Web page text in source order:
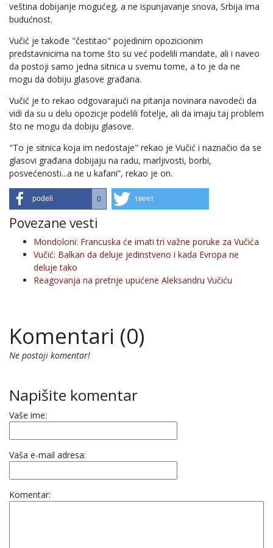
veština dobijanje mogućeg, a ne ispunjavanje snova, Srbija ima
budućnost.
Vučić je takođe "čestitao" pojedinim opozicionim
predstavnicima na tome što su već podelili mandate, ali i naveo
da postoji samo jedna sitnica u svemu tome, a to je da ne
mogu da dobiju glasove građana.
Vučić je to rekao odgovarajući na pitanja novinara navodeći da
vidi da su u delu opozicje podelili fotelje, ali da imaju taj problem
što ne mogu da dobiju glasove.
"To je sitnica koja im nedostaje" rekao je Vučić i naznačio da se
glasovi građana dobijaju na radu, marljivosti, borbi,
posvećenosti...a ne u kafani”, rekao je on.
podeli 0 твеет
Povezane vesti
Mondoloni: Francuska će imati tri važne poruke za Vučića
Vučić: Balkan da deluje jedinstveno i kada Evropa ne
deluje tako
Reagovanja na pretnje upućene Aleksandru Vučiću
Komentari (0)
Ne postoji komentar!
Napišite komentar
Vaše ime:
Vaša e-mail adresa:
Komentar: